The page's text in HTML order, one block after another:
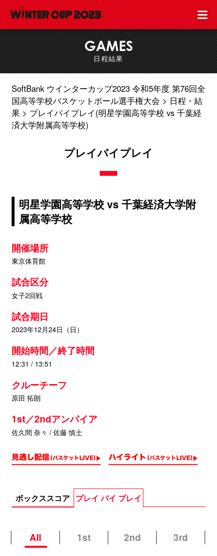
GAMES
日程結果
SoftBank ウインターカップ2023 令和5年度 第76回全
国高等学校バスケットボール選手権大会
日程・結
果
プレイバイプレイ(明星学園高等学校 vs 千葉経
済大学附属高等学校)
プレイバイプレイ
明星学園高等学校 vs 千葉経済大学附
属高等学校
開催場所
東京体育館
試合区分
女子2回戦
試合期日
2023年12月24日（日）
開始時間／終了時間
12:31 / 13:51
クルーチーフ
原田 拓朗
1st／2ndアンパイア
佐久間 奈々 / 佐藤 慎士
ボックススコア プレイ バイ プレイ
All 1st 2nd
3rd